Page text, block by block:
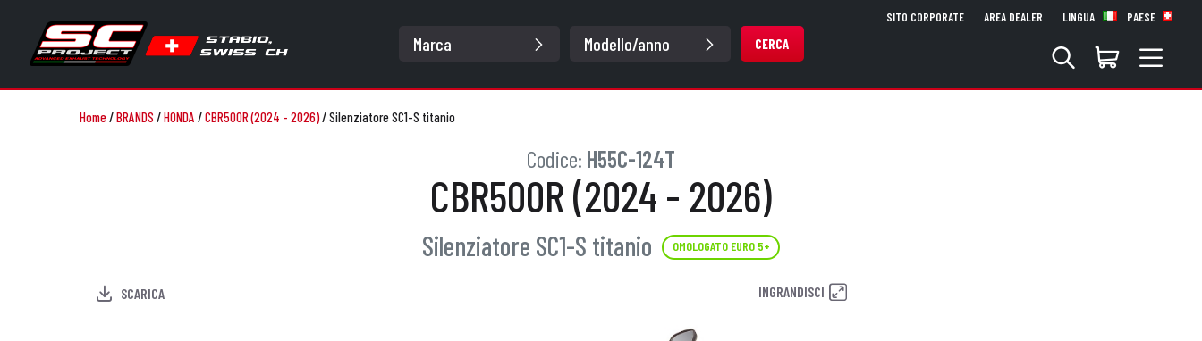
CERCA
SITO CORPORATE AREA DEALER LINGUA PAESE
Home/BRANDS /HONDA /CBR500R (2024 - 2026)/Silenziatore SC1-S titanio
Codice: H55C-124T
CBR500R (2024 - 2026)
Silenziatore SC1-S titanio OMOLOGATO EURO 5+
SCARICA INGRANDISCI